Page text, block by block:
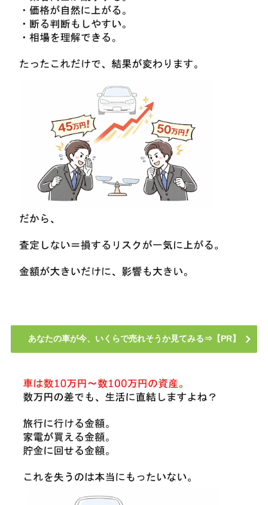
あなたの車が今、いくらで売れそうか見てみる⇒【PR】